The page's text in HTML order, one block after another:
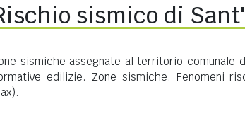
sismico di
sismiche assegnate al territorio comunale
edilizie. Zone sismiche. Fenomeni